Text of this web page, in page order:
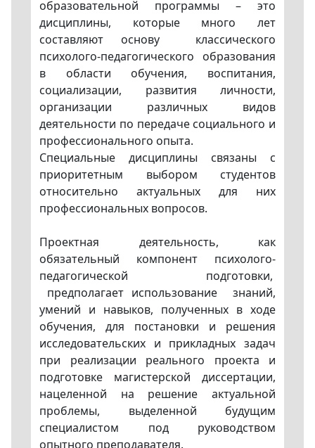
образовательной программы – это
дисциплины, которые много лет
составляют основу классического
психолого-педагогического образования
в области обучения, воспитания,
социализации, развития личности,
организации различных видов
деятельности по передаче социального и
профессионального опыта.
Специальные дисциплины связаны с
приоритетным выбором студентов
относительно актуальных для них
профессиональных вопросов.
Проектная деятельность, как
обязательный компонент психолого-
педагогической подготовки,
предполагает использование знаний,
умений и навыков, полученных в ходе
обучения, для постановки и решения
исследовательских и прикладных задач
при реализации реального проекта и
подготовке магистерской диссертации,
нацеленной на решение актуальной
проблемы, выделенной будущим
специалистом под руководством
опытного преподавателя.